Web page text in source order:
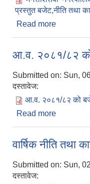
प्रस्तुत बजेट,नीति तथा
Read more
आ.व. २०८१/८२ को
Submitted on: Sun,
दस्तावेज:
आ.व. २०८१/८२ को
Read more
वार्षिक नीति तथा
Submitted on: Sun,
दस्तावेज: